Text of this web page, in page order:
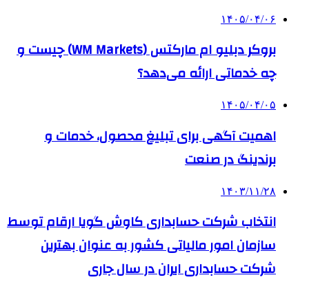
۱۴۰۵/۰۴/۰۶
بروکر دبلیو ام مارکتس (WM Markets) چیست و
چه خدماتی ارائه می‌دهد؟
۱۴۰۵/۰۴/۰۵
اهمیت آگهی برای تبلیغ محصول، خدمات و
برندینگ در صنعت
۱۴۰۳/۱۱/۲۸
انتخاب شرکت حسابداری کاوش گویا ارقام توسط
سازمان امور مالیاتی کشور به عنوان بهترین
شرکت حسابداری ایران در سال جاری